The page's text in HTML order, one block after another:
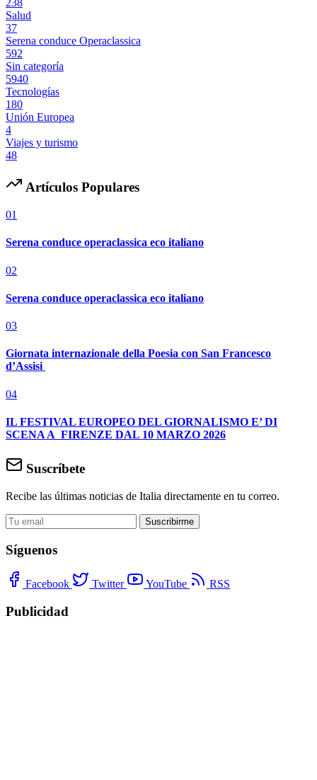
Salud
37
Serena conduce Operaclassica
592
Sin categoría
5940
Tecnologías
180
Unión Europea
4
Viajes y turismo
48
Artículos Populares
01
Serena conduce operaclassica eco italiano
02
Serena conduce operaclassica eco italiano
03
Giornata internazionale della Poesia con San Francesco
d’Assisi
04
IL FESTIVAL EUROPEO DEL GIORNALISMO E’ DI
SCENA A FIRENZE DAL 10 MARZO 2026
Suscríbete
Recibe las últimas noticias de Italia directamente en tu correo.
Suscribirme
Síguenos
Facebook Twitter YouTube RSS
Publicidad